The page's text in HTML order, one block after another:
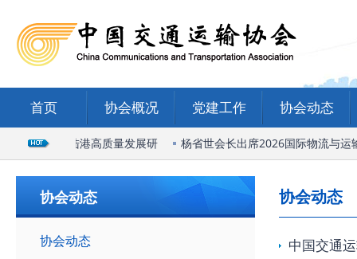
首页 协会概况 党建工作 协会动态
家庄国际陆港高质量发展研 杨省世会长出席2026国际物流与运输
协会动态
协会动态
协会动态
中国交通